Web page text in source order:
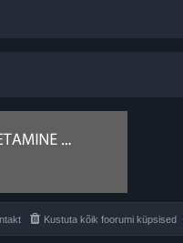
Kustuta kõik foorumi küpsised